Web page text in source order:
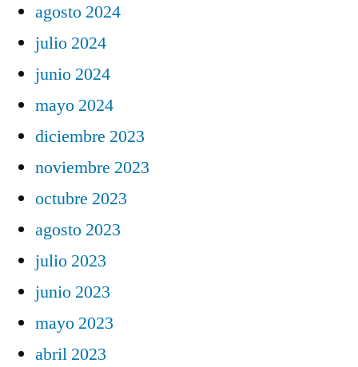
agosto 2024
julio 2024
junio 2024
mayo 2024
diciembre 2023
noviembre 2023
octubre 2023
agosto 2023
julio 2023
junio 2023
mayo 2023
abril 2023